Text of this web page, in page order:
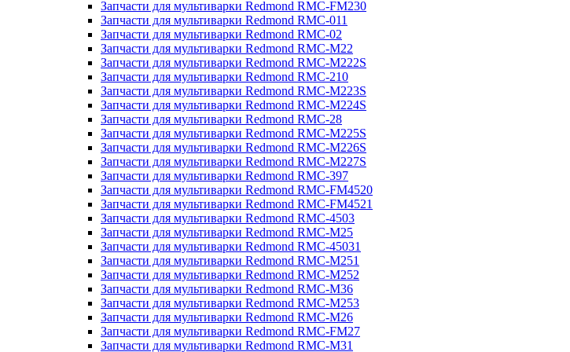
Запчасти для мультиварки Redmond RMC-FM230
Запчасти для мультиварки Redmond RMC-011
Запчасти для мультиварки Redmond RMC-02
Запчасти для мультиварки Redmond RMC-M22
Запчасти для мультиварки Redmond RMC-M222S
Запчасти для мультиварки Redmond RMC-210
Запчасти для мультиварки Redmond RMC-M223S
Запчасти для мультиварки Redmond RMC-M224S
Запчасти для мультиварки Redmond RMC-28
Запчасти для мультиварки Redmond RMC-M225S
Запчасти для мультиварки Redmond RMC-M226S
Запчасти для мультиварки Redmond RMC-M227S
Запчасти для мультиварки Redmond RMC-397
Запчасти для мультиварки Redmond RMC-FM4520
Запчасти для мультиварки Redmond RMC-FM4521
Запчасти для мультиварки Redmond RMC-4503
Запчасти для мультиварки Redmond RMC-M25
Запчасти для мультиварки Redmond RMC-45031
Запчасти для мультиварки Redmond RMC-M251
Запчасти для мультиварки Redmond RMC-M252
Запчасти для мультиварки Redmond RMC-M36
Запчасти для мультиварки Redmond RMC-M253
Запчасти для мультиварки Redmond RMC-M26
Запчасти для мультиварки Redmond RMC-FM27
Запчасти для мультиварки Redmond RMC-M31